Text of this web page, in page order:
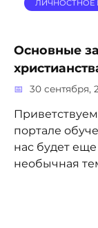
ЛИЧНОСТНОЕ
Основные
30 сентября,
портале
нас будет
необычная